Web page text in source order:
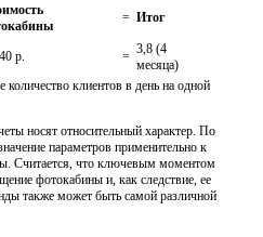
= Итог
р. = 3,8 (4
месяца)
клиентов в день на одной
носят относительный характер. По
параметров применительно к
Считается, что ключевым моментом
фотокабины и, как следствие, ее
также может быть самой различной